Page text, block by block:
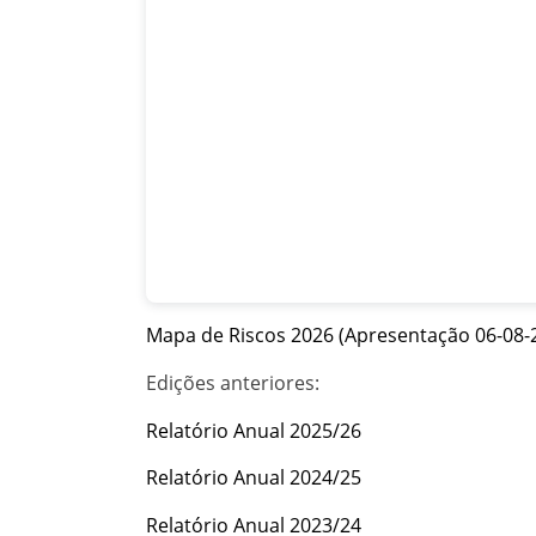
Mapa de Riscos 2026 (Apresentação 06-08-
Edições anteriores:
Relatório Anual 2025/26
Relatório Anual 2024/25
Relatório Anual 2023/24